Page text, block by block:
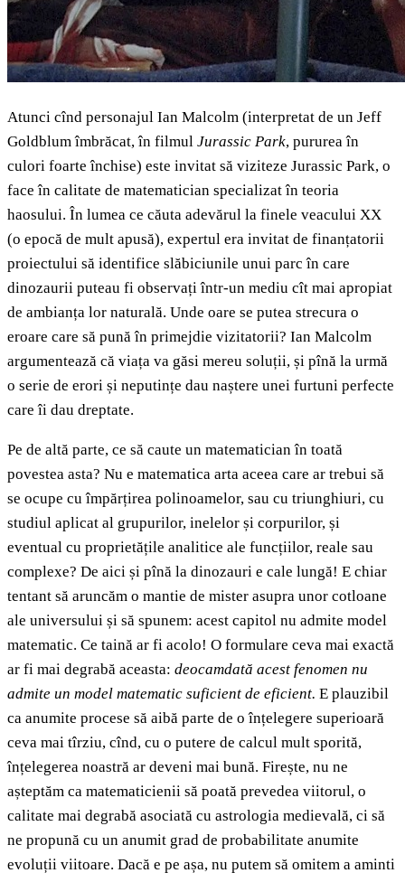
Atunci cînd personajul Ian Malcolm (interpretat de un Jeff
Goldblum îmbrăcat, în filmul Jurassic Park, pururea în
culori foarte închise) este invitat să viziteze Jurassic Park, o
face în calitate de matematician specializat în teoria
haosului. În lumea ce căuta adevărul la finele veacului XX
(o epocă de mult apusă), expertul era invitat de finanțatorii
proiectului să identifice slăbiciunile unui parc în care
dinozaurii puteau fi observați într-un mediu cît mai apropiat
de ambianța lor naturală. Unde oare se putea strecura o
eroare care să pună în primejdie vizitatorii? Ian Malcolm
argumentează că viața va găsi mereu soluții, și pînă la urmă
o serie de erori și neputințe dau naștere unei furtuni perfecte
care îi dau dreptate.
Pe de altă parte, ce să caute un matematician în toată
povestea asta? Nu e matematica arta aceea care ar trebui să
se ocupe cu împărțirea polinoamelor, sau cu triunghiuri, cu
studiul aplicat al grupurilor, inelelor și corpurilor, și
eventual cu proprietățile analitice ale funcțiilor, reale sau
complexe? De aici și pînă la dinozauri e cale lungă! E chiar
tentant să aruncăm o mantie de mister asupra unor cotloane
ale universului și să spunem: acest capitol nu admite model
matematic. Ce taină ar fi acolo! O formulare ceva mai exactă
ar fi mai degrabă aceasta: deocamdată acest fenomen nu
admite un model matematic suficient de eficient. E plauzibil
ca anumite procese să aibă parte de o înțelegere superioară
ceva mai tîrziu, cînd, cu o putere de calcul mult sporită,
înțelegerea noastră ar deveni mai bună. Firește, nu ne
așteptăm ca matematicienii să poată prevedea viitorul, o
calitate mai degrabă asociată cu astrologia medievală, ci să
ne propună cu un anumit grad de probabilitate anumite
evoluții viitoare. Dacă e pe așa, nu putem să omitem a aminti